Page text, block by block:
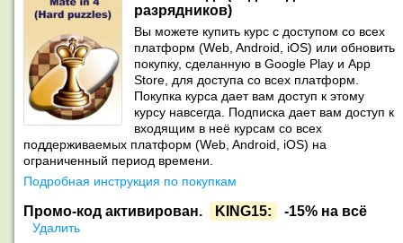
разрядников)
Вы можете купить курс с доступом со всех
платформ (Web, Android, iOS) или обновить
покупку, сделанную в Google Play и App
Store, для доступа со всех платформ.
Покупка курса дает вам доступ к этому
курсу навсегда. Подписка дает вам доступ к
входящим в неё курсам со всех
поддерживаемых платформ (Web, Android, iOS) на
ограниченный период времени.
Подробная инструкция по покупкам
Промо-код активирован. KING15: -15% на всё
Удалить